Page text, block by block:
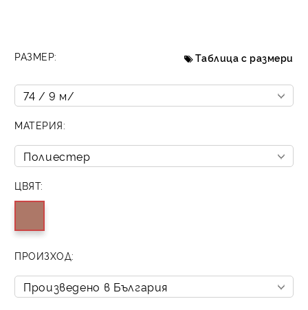
РАЗМЕР: Таблица с размери
МАТЕРИЯ:
ЦВЯТ:
ПРОИЗХОД: